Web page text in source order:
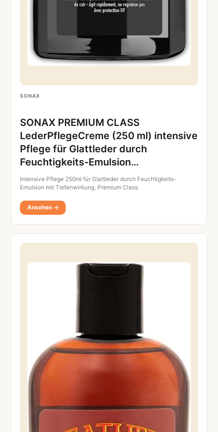
SONAX
SONAX PREMIUM CLASS
LederPflegeCreme (250 ml) intensive
Pflege für Glattleder durch
Feuchtigkeits-Emulsion…
Intensive Pflege 250ml für Glattleder durch Feuchtigkeits-
Emulsion mit Tiefenwirkung. Premium Class.
Ansehen →